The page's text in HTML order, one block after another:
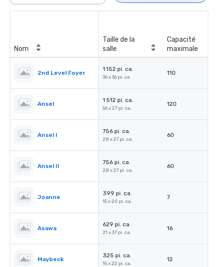
Nom
Taille de la
salle
Capacité
maximale
2nd Level Foyer
1 152 pi. ca.
36 x 36 pi. ca.
110
Ansel
1 512 pi. ca.
56 x 27 pi. ca.
120
Ansel I
756 pi. ca.
28 x 27 pi. ca.
60
Ansel II
756 pi. ca.
28 x 27 pi. ca.
60
Joanne
399 pi. ca.
15 x 20 pi. ca.
7
Asawa
629 pi. ca.
21 x 37 pi. ca.
16
Maybeck
325 pi. ca.
15 x 22 pi. ca.
12